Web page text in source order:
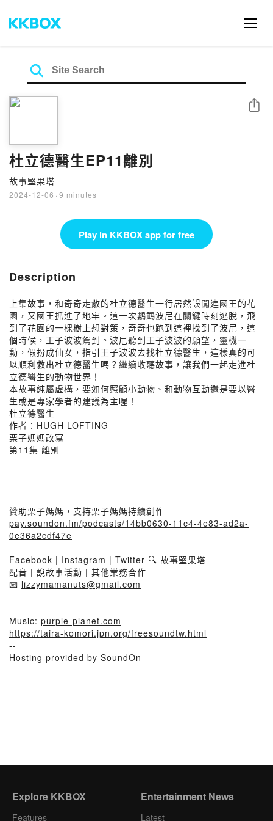
杜立德醫生EP11離別
故事堅果塔
2024-12-06 · 9 minutes
Share
Play in KKBOX app for free
Description
上集故事，和奇奇走散的杜立德醫生一行居然誤闖進國王的花
園，又國王抓進了地牢。這一次鸚鵡波尼在關鍵時刻逃脫，飛
到了花園的一棵樹上想對策，奇奇也跑到這裡找到了波尼，這
個時候，王子波波駕到。波尼聽到王子波波的願望，靈機一
動，假扮成仙女，指引王子波波去找杜立德醫生，這樣真的可
以順利救出杜立德醫生嗎？繼續收聽故事，讓我們一起走進杜
立德醫生的動物世界！
本故事純屬虛構，要如何照顧小動物、和動物互動還是要以醫
生或是專家學者的建議為主喔！
杜立德醫生
作者：HUGH LOFTING
栗子媽媽改寫
第11集 離別
贊助栗子媽媽，支持栗子媽媽持續創作
pay.soundon.fm/podcasts/14bb0630-11c4-4e83-ad2a-
0e36a2cdf47e
Facebook | Instagram | Twitter 🔍 故事堅果塔
配音 | 說故事活動 | 其他業務合作
📧 lizzymamanuts@gmail.com
Music: purple-planet.com
https://taira-komori.jpn.org/freesoundtw.html
--
Hosting provided by SoundOn
Explore KKBOX
Features
Entertainment News
Latest